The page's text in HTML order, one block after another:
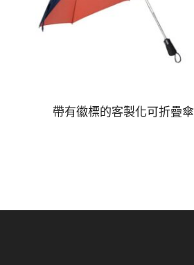
帶有徽標的客製化可折疊傘